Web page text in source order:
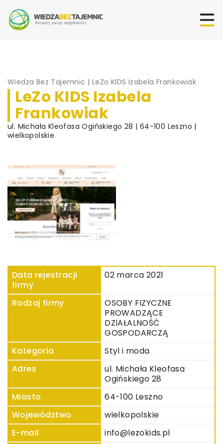
Wiedza Bez Tajemnic | LeZo KIDS Izabela Frankowiak
LeZo KIDS Izabela
Frankowiak
ul. Michała Kleofasa Ogińskiego 28 | 64-100 Leszno |
wielkopolskie
Data rejestracji
firmy
02 marca 2021
Rodzaj firmy
OSOBY FIZYCZNE
PROWADZĄCE
DZIAŁALNOŚĆ
GOSPODARCZĄ
Kategoria
Styl i moda
Adres
ul. Michała Kleofasa
Ogińskiego 28
Miasto
64-100 Leszno
Województwo
wielkopolskie
E-mail
info@lezokids.pl